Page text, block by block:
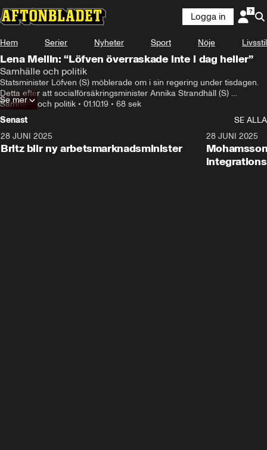
Logga in
Hem Serier Nyheter Sport Nöje Livsstil
Lena Mellin: “Löfven överraskade inte i dag heller”
Samhälle och politik
Statsminister Löfven (S) möblerade om i sin regering under tisdagen.
Detta efter att socialförsäkringsminister Annika Strandhäll (S)
meddelade att hon lämnar sin post.
Samhälle och politik • 01.10.19 • 68 sek
Se mer
Senast
SE ALLA
28 JUNI 2025
Britz blir ny arbetsmarknadsminister
28 JUNI 2025